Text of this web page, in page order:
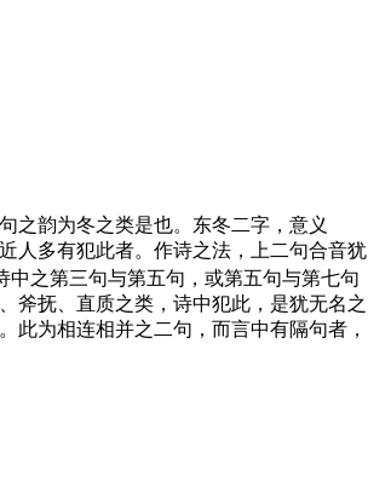
之韵为冬之类是也。东冬二字，意义
人多有犯此者。作诗之法，上二句合音犹
之第三句与第五句，或第五句与第七句
斧抚、直质之类，诗中犯此，是犹无名之
此为相连相并之二句，而言中有隔句者，